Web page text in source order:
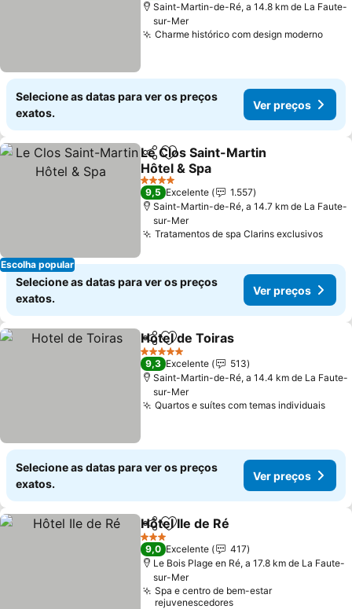
Saint-Martin-de-Ré, a 14.8 km de La Faute-
sur-Mer
Charme histórico com design moderno
Selecione as datas para ver os preços
exatos.
Ver preços
Escolha popular
PartilharAdicionar aos favoritos
Le Clos Saint-Martin
Hôtel & Spa
4 Estrelas
9,5 Excelente
1.557
Saint-Martin-de-Ré, a 14.7 km de La Faute-
sur-Mer
Tratamentos de spa Clarins exclusivos
Selecione as datas para ver os preços
exatos.
Ver preços
PartilharAdicionar aos favoritos
Hotel de Toiras
5 Estrelas
9,3 Excelente
513
Saint-Martin-de-Ré, a 14.4 km de La Faute-
sur-Mer
Quartos e suítes com temas individuais
Selecione as datas para ver os preços
exatos.
Ver preços
PartilharAdicionar aos favoritos
Hôtel Ile de Ré
3 Estrelas
9,0 Excelente
417
Le Bois Plage en Ré, a 17.8 km de La Faute-
sur-Mer
Spa e centro de bem-estar
rejuvenescedores